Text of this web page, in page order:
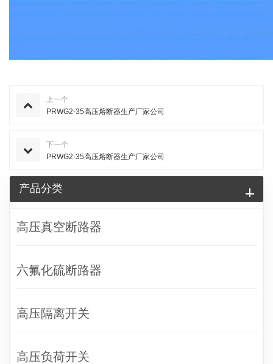
上一个
PRWG2-35高压熔断器生产厂家公司
下一个
PRWG2-35高压熔断器生产厂家公司
产品分类
高压真空断路器
六氟化硫断路器
高压隔离开关
高压负荷开关